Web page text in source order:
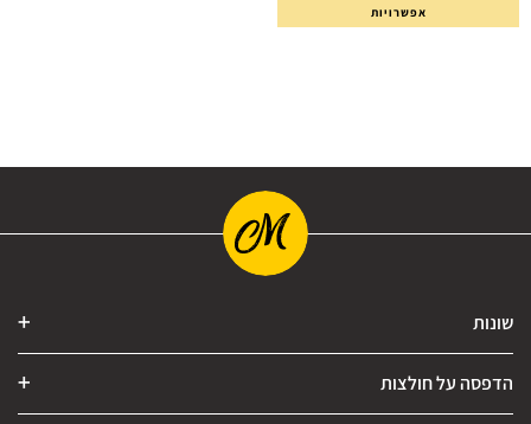
אפשרויות
שונות
הדפסה על חולצות